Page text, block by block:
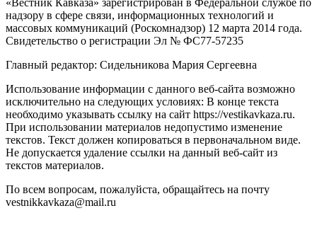
«Вестник Кавказа» зарегистрирован в Федеральной службе по
надзору в сфере связи, информационных технологий и
массовых коммуникаций (Роскомнадзор) 12 марта 2014 года.
Свидетельство о регистрации Эл № ФС77-57235
Главный редактор: Сидельникова Мария Сергеевна
Использование информации с данного веб-сайта возможно
исключительно на следующих условиях: В конце текста
необходимо указывать ссылку на сайт https://vestikavkaza.ru.
При использовании материалов недопустимо изменение
текстов. Текст должен копироваться в первоначальном виде.
Не допускается удаление ссылки на данный веб-сайт из
текстов материалов.
По всем вопросам, пожалуйста, обращайтесь на почту
vestnikkavkaza@mail.ru